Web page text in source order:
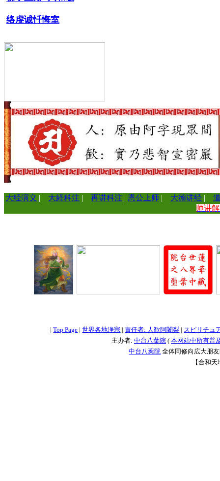
络虔诚忏悔室
大经演义 | 大経科注 | 再讲科注 | 恩公上师 | 大德讲经 |
师讲
|Top Page |世界各地浄宗 |責任者: 人歓阿闍梨 | スピリチュ
主办者: 中台八葉院 ( 本网站中所有普
中台八葉院 全体同修向広大朋
【合和